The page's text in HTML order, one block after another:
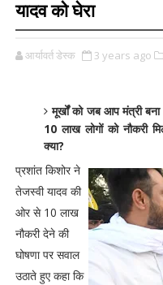
यादव को घेरा
आर्यावर्त डेस्क 3 years ago
मूर्खों को जब आप मंत्री
10 लाख लोगों को नौकरी
क्या?
प्रशांत किशोर ने
तेजस्वी यादव की
ओर से 10 लाख
नौकरी देने की
घोषणा पर सवाल
उठाते हुए कहा कि